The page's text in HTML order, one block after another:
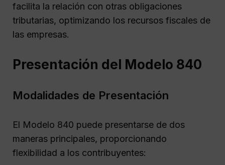
facilita la relación con otras obligaciones
tributarias, optimizando los recursos fiscales de
las empresas.
Presentación del Modelo 840
Modalidades de Presentación
El Modelo 840 puede presentarse de dos
maneras principales, proporcionando
flexibilidad a los contribuyentes: